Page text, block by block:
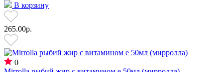
В корзину
265.00р.
0